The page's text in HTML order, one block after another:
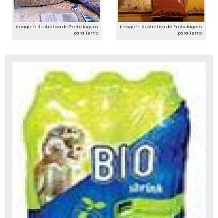
Imagem ilustrativa de Embalagem
para Terno
Imagem ilustrativa de Embalagem
para Terno